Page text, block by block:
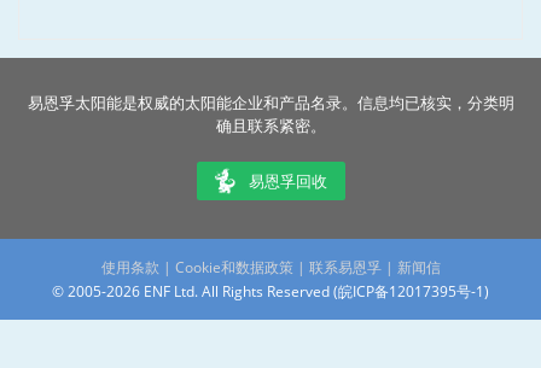
易恩孚太阳能是权威的太阳能企业和产品名录。信息均已核实，分类明
确且联系紧密。
易恩孚回收
使用条款 | Cookie和数据政策| 联系易恩孚 | 新闻信
© 2005-2026 ENF Ltd. All Rights Reserved (皖ICP备12017395号-1)